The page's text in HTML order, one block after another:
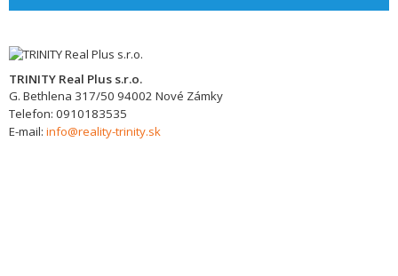
TRINITY Real Plus s.r.o.
G. Bethlena 317/50 94002 Nové Zámky
Telefon: 0910183535
E-mail: info@reality-trinity.sk